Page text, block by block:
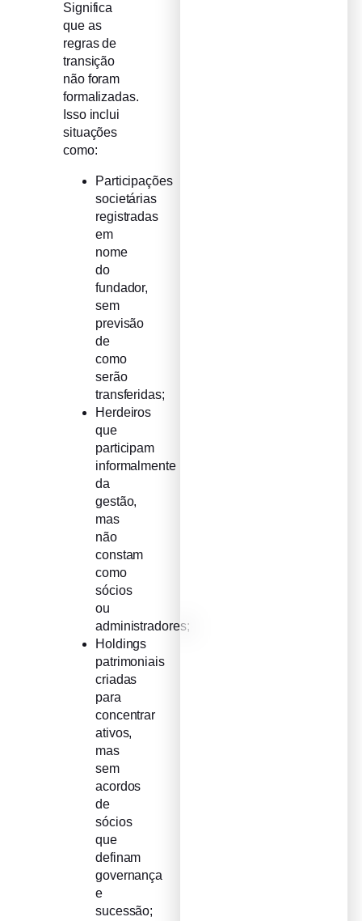
Significa
que as
regras de
transição
não foram
formalizadas.
Isso inclui
situações
como:
Participações
societárias
registradas
em
nome
do
fundador,
sem
previsão
de
como
serão
transferidas;
Herdeiros
que
participam
informalmente
da
gestão,
mas
não
constam
como
sócios
ou
administradores;
Holdings
patrimoniais
criadas
para
concentrar
ativos,
mas
sem
acordos
de
sócios
que
definam
governança
e
sucessão;